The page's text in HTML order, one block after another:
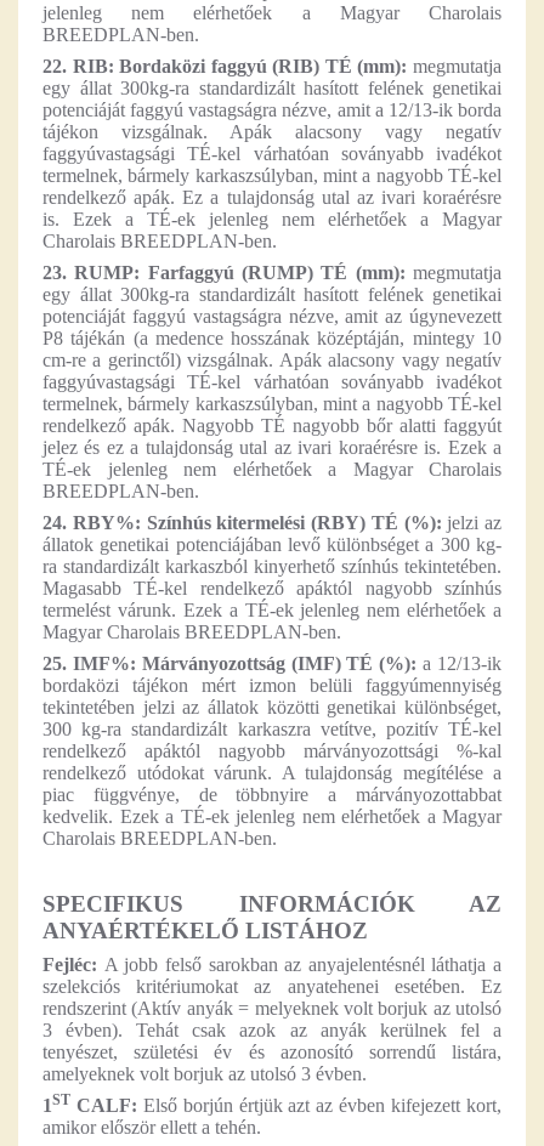
jelenleg nem elérhetőek a Magyar Charolais
BREEDPLAN-ben.
22. RIB: Bordaközi faggyú (RIB) TÉ (mm): megmutatja
egy állat 300kg-ra standardizált hasított felének genetikai
potenciáját faggyú vastagságra nézve, amit a 12/13-ik borda
tájékon vizsgálnak. Apák alacsony vagy negatív
faggyúvastagsági TÉ-kel várhatóan soványabb ivadékot
termelnek, bármely karkaszsúlyban, mint a nagyobb TÉ-kel
rendelkező apák. Ez a tulajdonság utal az ivari koraérésre
is. Ezek a TÉ-ek jelenleg nem elérhetőek a Magyar
Charolais BREEDPLAN-ben.
23. RUMP: Farfaggyú (RUMP) TÉ (mm): megmutatja
egy állat 300kg-ra standardizált hasított felének genetikai
potenciáját faggyú vastagságra nézve, amit az úgynevezett
P8 tájékán (a medence hosszának középtáján, mintegy 10
cm-re a gerinctől) vizsgálnak. Apák alacsony vagy negatív
faggyúvastagsági TÉ-kel várhatóan soványabb ivadékot
termelnek, bármely karkaszsúlyban, mint a nagyobb TÉ-kel
rendelkező apák. Nagyobb TÉ nagyobb bőr alatti faggyút
jelez és ez a tulajdonság utal az ivari koraérésre is. Ezek a
TÉ-ek jelenleg nem elérhetőek a Magyar Charolais
BREEDPLAN-ben.
24. RBY%: Színhús kitermelési (RBY) TÉ (%): jelzi az
állatok genetikai potenciájában levő különbséget a 300 kg-
ra standardizált karkaszból kinyerhető színhús tekintetében.
Magasabb TÉ-kel rendelkező apáktól nagyobb színhús
termelést várunk. Ezek a TÉ-ek jelenleg nem elérhetőek a
Magyar Charolais BREEDPLAN-ben.
25. IMF%: Márványozottság (IMF) TÉ (%): a 12/13-ik
bordaközi tájékon mért izmon belüli faggyúmennyiség
tekintetében jelzi az állatok közötti genetikai különbséget,
300 kg-ra standardizált karkaszra vetítve, pozitív TÉ-kel
rendelkező apáktól nagyobb márványozottsági %-kal
rendelkező utódokat várunk. A tulajdonság megítélése a
piac függvénye, de többnyire a márványozottabbat
kedvelik. Ezek a TÉ-ek jelenleg nem elérhetőek a Magyar
Charolais BREEDPLAN-ben.
SPECIFIKUS INFORMÁCIÓK AZ
ANYAÉRTÉKELŐ LISTÁHOZ
Fejléc: A jobb felső sarokban az anyajelentésnél láthatja a
szelekciós kritériumokat az anyatehenei esetében. Ez
rendszerint (Aktív anyák = melyeknek volt borjuk az utolsó
3 évben). Tehát csak azok az anyák kerülnek fel a
tenyészet, születési év és azonosító sorrendű listára,
amelyeknek volt borjuk az utolsó 3 évben.
1ST CALF: Első borjún értjük azt az évben kifejezett kort,
amikor először ellett a tehén.